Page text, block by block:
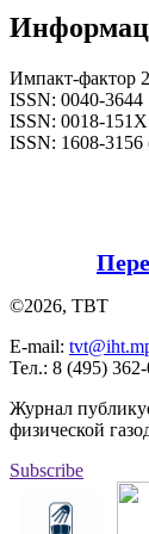
Импакт-фактор
ISSN: 0040-3644
ISSN: 0018-
ISSN: 1608-3156
©2026, ТВТ
E-mail:
Тел.: 8 (495)
Журнал
физической
Subscribe